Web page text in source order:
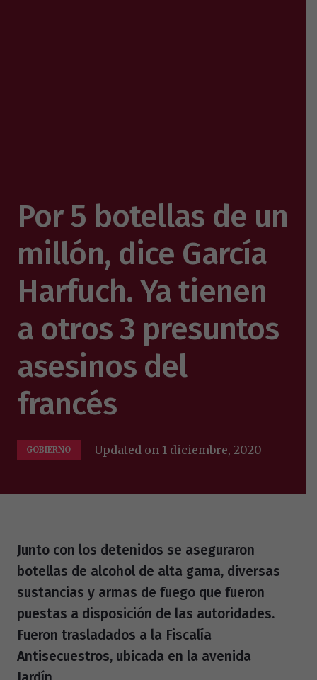
Por 5 botellas de un
millón, dice García
Harfuch. Ya tienen
a otros 3 presuntos
asesinos del
francés
GOBIERNO Updated on 1 diciembre, 2020
Junto con los detenidos se aseguraron
botellas de alcohol de alta gama, diversas
sustancias y armas de fuego que fueron
puestas a disposición de las autoridades.
Fueron trasladados a la Fiscalía
Antisecuestros, ubicada en la avenida